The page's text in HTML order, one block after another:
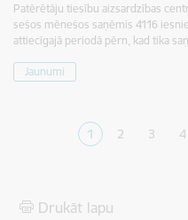
Patērētāju tiesību aizsardzības
sešos mēnešos saņēmis 4116
attiecīgajā periodā pērn, kad tika
Jaunumi
Pašreizējā lapa
1 Lapa
2 Lapa
3 4
Drukāt lapu